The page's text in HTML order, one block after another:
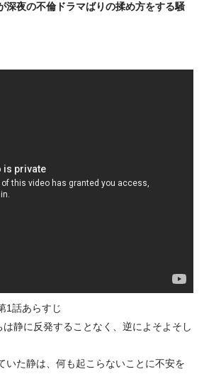
深夜の不倫ドラマばりの揉め方をする騒
1話あらすじ
は静に反発することなく、逆によそよそし
いた静は、何も起こらないことに不安を